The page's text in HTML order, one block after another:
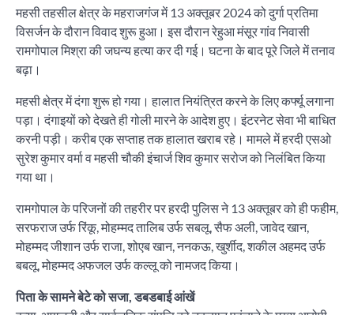
महसी तहसील क्षेत्र के महराजगंज में 13 अक्तूबर 2024 को दुर्गा प्रतिमा
विसर्जन के दौरान विवाद शुरू हुआ। इस दौरान रेहुआ मंसूर गांव निवासी
रामगोपाल मिश्रा की जघन्य हत्या कर दी गई। घटना के बाद पूरे जिले में तनाव
बढ़ा।
महसी क्षेत्र में दंगा शुरू हो गया। हालात नियंत्रित करने के लिए कर्फ्यू लगाना
पड़ा। दंगाइयों को देखते ही गोली मारने के आदेश हुए। इंटरनेट सेवा भी बाधित
करनी पड़ी। करीब एक सप्ताह तक हालात खराब रहे। मामले में हरदी एसओ
सुरेश कुमार वर्मा व महसी चौकी इंचार्ज शिव कुमार सरोज को निलंबित किया
गया था।
रामगोपाल के परिजनों की तहरीर पर हरदी पुलिस ने 13 अक्तूबर को ही फहीम,
सरफराज उर्फ रिंकू, मोहम्मद तालिब उर्फ सबलू, सैफ अली, जावेद खान,
मोहम्मद जीशान उर्फ राजा, शोएब खान, ननकऊ, खुर्शीद, शकील अहमद उर्फ
बबलू, मोहम्मद अफजल उर्फ कल्लू को नामजद किया।
पिता के सामने बेटे को सजा, डबडबाई आंखें